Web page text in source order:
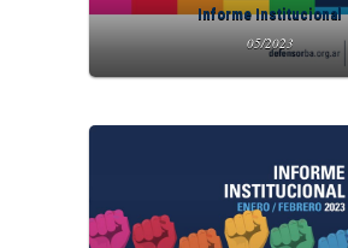
Informe Institucional
05/2023